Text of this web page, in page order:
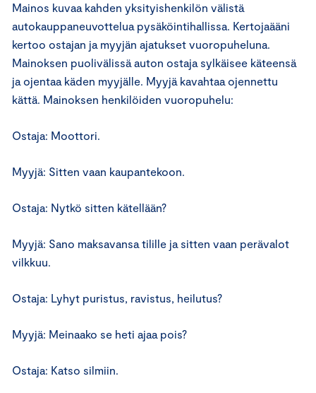
Mainos kuvaa kahden yksityishenkilön välistä
autokauppaneuvottelua pysäköintihallissa. Kertojaääni
kertoo ostajan ja myyjän ajatukset vuoropuheluna.
Mainoksen puolivälissä auton ostaja sylkäisee käteensä
ja ojentaa käden myyjälle. Myyjä kavahtaa ojennettu
kättä. Mainoksen henkilöiden vuoropuhelu:
Ostaja: Moottori.
Myyjä: Sitten vaan kaupantekoon.
Ostaja: Nytkö sitten kätellään?
Myyjä: Sano maksavansa tilille ja sitten vaan perävalot
vilkkuu.
Ostaja: Lyhyt puristus, ravistus, heilutus?
Myyjä: Meinaako se heti ajaa pois?
Ostaja: Katso silmiin.